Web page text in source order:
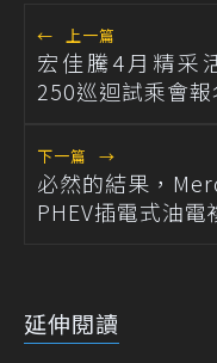
← 上一篇
宏佳騰4月精采
250巡迴試乘會
下一篇 →
必然的結果，
PHEV插電式油電
延伸閱讀